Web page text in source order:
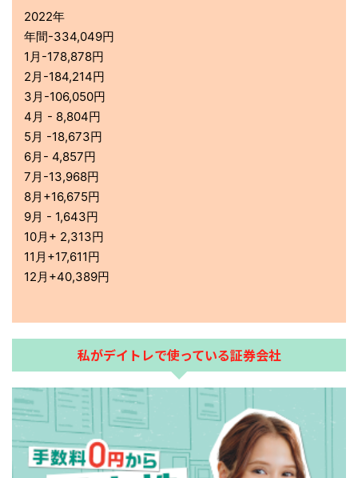
2022年
年間-334,049円
1月-178,878円
2月-184,214円
3月-106,050円
4月 - 8,804円
5月 -18,673円
6月- 4,857円
7月-13,968円
8月+16,675円
9月 - 1,643円
10月+ 2,313円
11月+17,611円
12月+40,389円
私がデイトレで使っている証券会社